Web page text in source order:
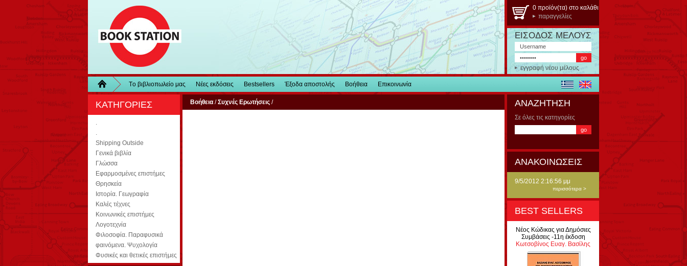
0 προϊόν(τα) στο καλάθι
παραγγελίες
ΕΙΣΟΔΟΣ ΜΕΛΟΥΣ
εγγραφή νέου μέλους
Τo βιβλιοπωλείo μας Νέες εκδόσεις Bestsellers Έξοδα αποστολής Βοήθεια Επικοινωνία
ΚΑΤΗΓΟΡΙΕΣ
.
.
Shipping Outside
Γενικά βιβλία
Γλώσσα
Εφαρμοσμένες επιστήμες
Θρησκεία
Ιστορία. Γεωγραφία
Καλές τέχνες
Κοινωνικές επιστήμες
Λογοτεχνία
Φιλοσοφία. Παραφυσικά
φαινόμενα. Ψυχολογία
Φυσικές και θετικές επιστήμες
Βοήθεια /Συχνές Ερωτήσεις / ΑΝΑΖΗΤΗΣΗ
Σε όλες τις κατηγορίες
ΑΝΑΚΟΙΝΩΣΕΙΣ
9/5/2012 2:16:56 μμ
περισσότερα >
BEST SELLERS
Νέος Κώδικας για Δημόσιες
Συμβάσεις -11η έκδοση
Κωτσοβίνος Ευαγ. Βασίλης